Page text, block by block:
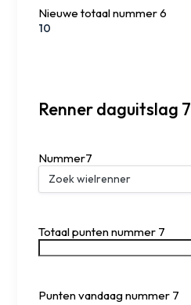
Nieuwe totaal nummer 6
Renner daguitslag 7
Nummer7
Totaal punten nummer 7
Punten vandaag nummer 7